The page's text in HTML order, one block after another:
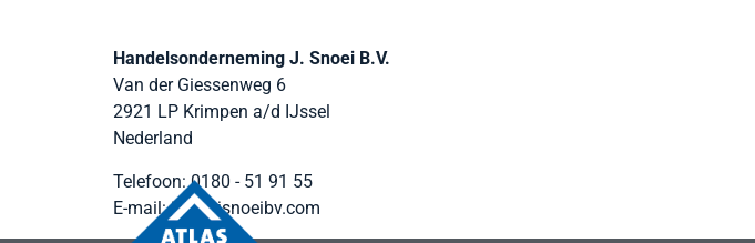
Handelsonderneming J. Snoei B.V.
Van der Giessenweg 6
2921 LP Krimpen a/d IJssel
Nederland
Telefoon:0180 - 51 91 55
E-mail:info@jsnoeibv.com